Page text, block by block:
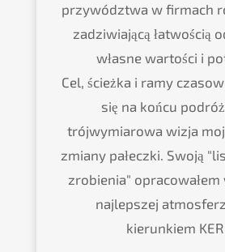
przywództwa w firmach
zadziwiającą łatwością
własne wartości i
Cel, ścieżka i ramy
się na końcu
trójwymiarowa wizja
zmiany pałeczki. Swoją
zrobienia" opracowałem
najlepszej
kierunkiem